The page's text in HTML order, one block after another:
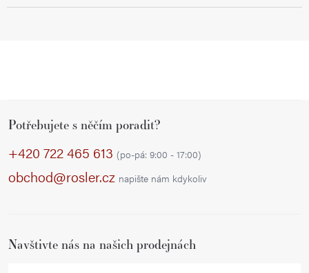
Potřebujete s něčím poradit?
+420 722 465 613 (po-pá: 9:00 - 17:00)
obchod@rosler.cz napište nám kdykoliv
Navštivte nás na našich prodejnách